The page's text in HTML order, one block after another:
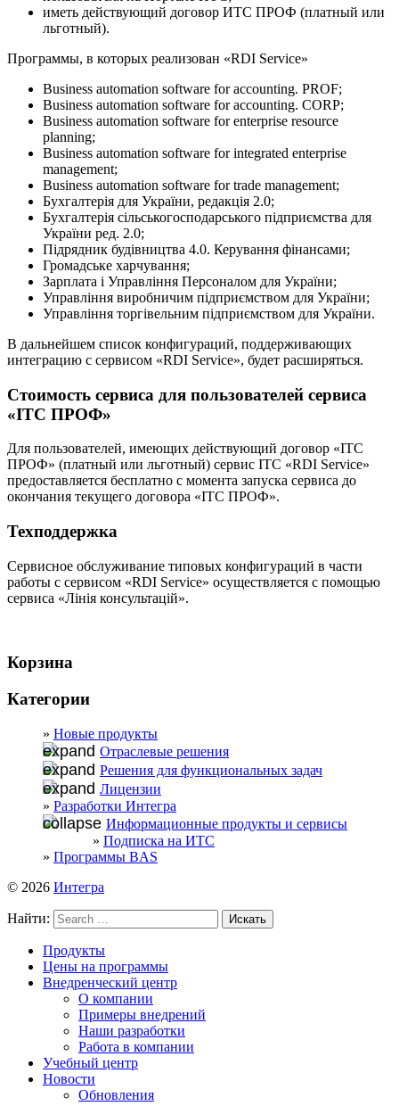
иметь действующий договор ИТС ПРОФ (платный или
льготный).
Программы, в которых реализован «RDI Service»
Business automation software for accounting. PROF;
Business automation software for accounting. СORP;
Business automation software for enterprise resource
planning;
Business automation software for integrated enterprise
management;
Business automation software for trade management;
Бухгалтерія для України, редакція 2.0;
Бухгалтерія сільськогосподарського підприємства для
України ред. 2.0;
Підрядник будівництва 4.0. Керування фінансами;
Громадське харчування;
Зарплата і Управління Персоналом для України;
Управління виробничим підприємством для України;
Управління торгівельним підприємством для України.
В дальнейшем список конфигураций, поддерживающих
интеграцию с сервисом «RDI Service», будет расширяться.
Стоимость сервиса для пользователей сервиса
«ІТС ПРОФ»
Для пользователей, имеющих действующий договор «ІТС
ПРОФ» (платный или льготный) сервис ІТС «RDI Service»
предоставляется бесплатно с момента запуска сервиса до
окончания текущего договора «ІТС ПРОФ».
Техподдержка
Сервисное обслуживание типовых конфигураций в части
работы с сервисом «RDI Service» осуществляется с помощью
сервиса «Лінія консультацій».
Корзина
Категории
Новые продукты
Отраслевые решения
Решения для функциональных задач
Лицензии
Разработки Интегра
Информационные продукты и сервисы
Подписка на ИТС
Программы BAS
© 2026 Интегра
Найти:
Продукты
Цены на программы
Внедренческий центр
О компании
Примеры внедрений
Наши разработки
Работа в компании
Учебный центр
Новости
Обновления